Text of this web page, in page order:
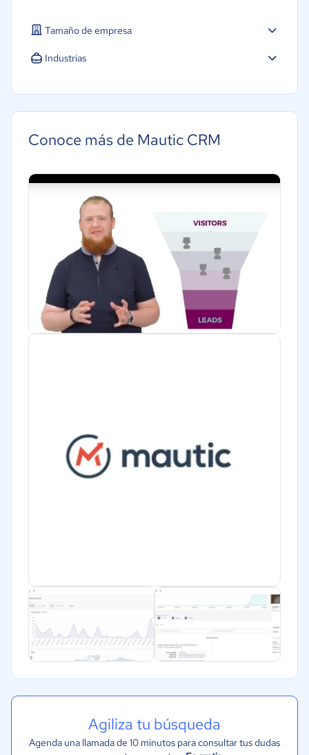
Tamaño de empresa
Grande: Más de 250 trabajadores
Industrias
Hotelería / Viajes
Farmacéutica
Bienes raíces
Minorista
Software / TI
Telecomunicaciones
Gobierno
Transporte y logística
Metales y Minería
Recursos Humanos
Gastronomía
Aeroespacial y defensa
Contabilidad
Moda y textiles
Conoce más de Mautic CRM
Agiliza tu búsqueda
Agenda una llamada de 10 minutos para consultar tus dudas